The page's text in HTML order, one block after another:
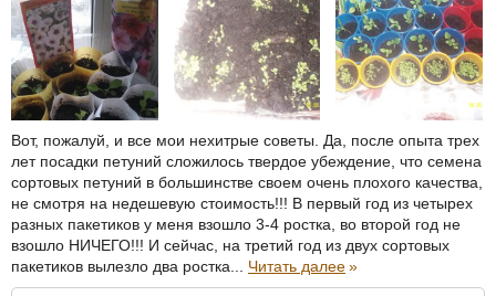
Вот, пожалуй, и все мои нехитрые советы. Да, после опыта трех
лет посадки петуний сложилось твердое убеждение, что семена
сортовых петуний в большинстве своем очень плохого качества,
не смотря на недешевую стоимость!!! В первый год из четырех
разных пакетиков у меня взошло 3-4 ростка, во второй год не
взошло НИЧЕГО!!! И сейчас, на третий год из двух сортовых
пакетиков вылезло два ростка... Читать далее»